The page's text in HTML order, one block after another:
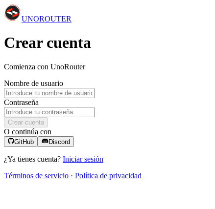
UNOROUTER
Crear cuenta
Comienza con UnoRouter
Nombre de usuario
Contraseña
Crear cuenta
O continúa con
GitHub Discord
¿Ya tienes cuenta? Iniciar sesión
Términos de servicio · Política de privacidad